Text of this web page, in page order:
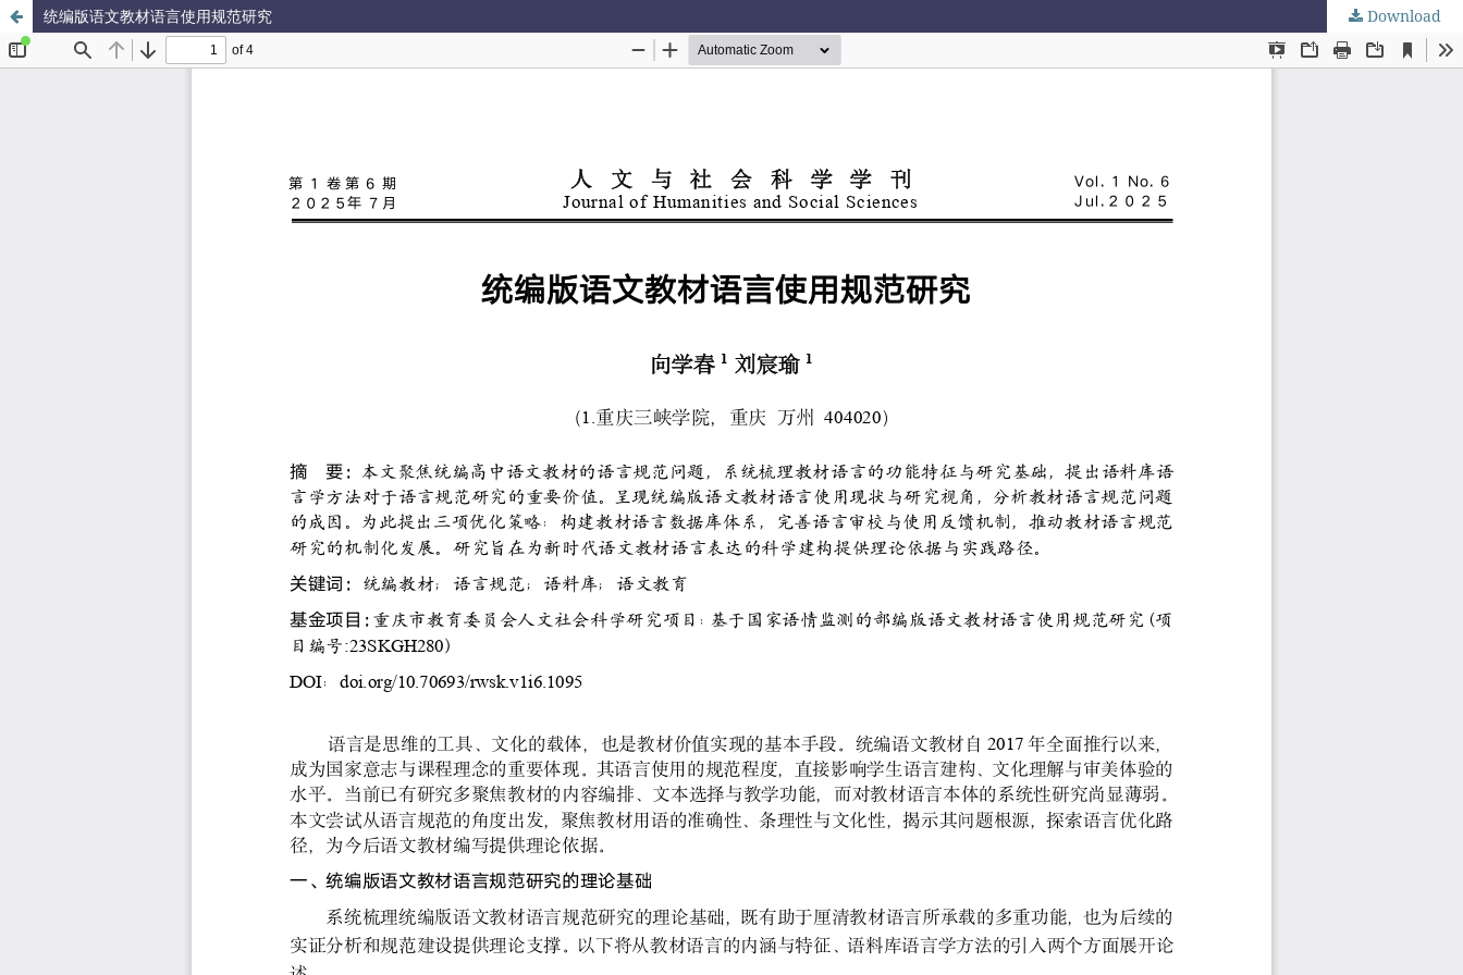
统编版语文教材语言使用规范研究 Download